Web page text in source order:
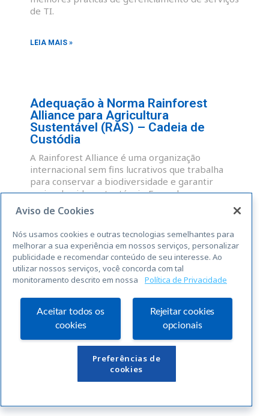
de TI.
LEIA MAIS »
Adequação à Norma Rainforest
Alliance para Agricultura
Sustentável (RAS) – Cadeia de
Custódia
A Rainforest Alliance é uma organização
internacional sem fins lucrativos que trabalha
para conservar a biodiversidade e garantir
meios de vida sustentáveis. Fazendas,
administradores de grupos e OP que atendam às
normas abrangentes da RAS para a
sustentabilidade, são elegíveis para uma licença
para o uso do selo Rainforest Alliance
LEIA MAIS »
« Anterior Seguinte »
Links Úteis
Aviso de Cookies
Nós usamos cookies e outras tecnologias semelhantes para
melhorar a sua experiência em nossos serviços, personalizar
publicidade e recomendar conteúdo de seu interesse. Ao
utilizar nossos serviços, você concorda com tal
monitoramento descrito em nossa
Política de Privacidade
Aceitar todos os
cookies
Rejeitar cookies
opcionais
Preferências de
cookies